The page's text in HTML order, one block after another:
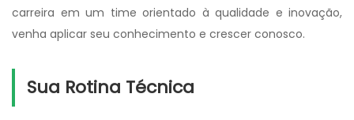
carreira em um time orientado à qualidade e inovação,
venha aplicar seu conhecimento e crescer conosco.
Sua Rotina Técnica